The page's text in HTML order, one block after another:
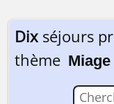
Dixséjours
thème